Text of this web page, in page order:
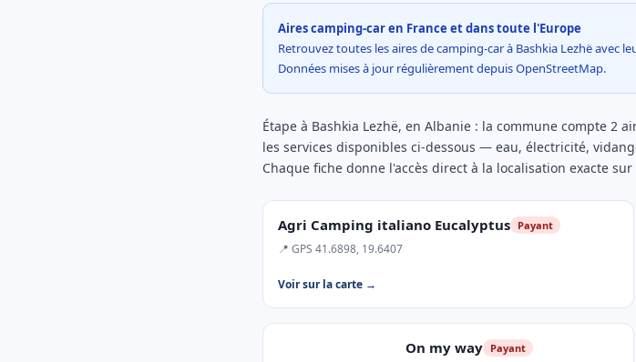
Aires camping-car en France et dans toute l'Europe
Retrouvez toutes les aires de camping-car à Bashkia Lezhë avec
Données mises à jour régulièrement depuis OpenStreetMap.
Étape à Bashkia Lezhë, en Albanie : la commune compte 2
les services disponibles ci-dessous — eau, électricité,
Chaque fiche donne l'accès direct à la localisation exacte
Agri Camping italiano Eucalyptus Payant
📍 GPS 41.6898, 19.6407
Voir sur la carte →
On my way Payant